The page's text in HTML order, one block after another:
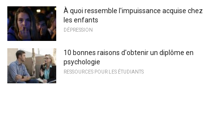
À quoi ressemble l'impuissance acquise chez
les enfants
DÉPRESSION
10 bonnes raisons d'obtenir un diplôme en
psychologie
RESSOURCES POUR LES ÉTUDIANTS